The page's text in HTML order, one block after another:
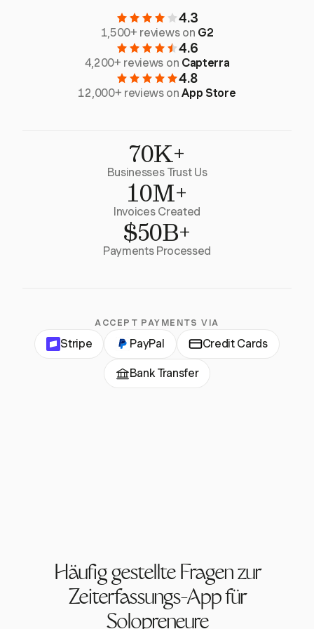
4.3
1,500+ reviews on G2
4.6
4,200+ reviews on Capterra
4.8
12,000+ reviews onApp Store
70K+
Businesses Trust Us
10M+
Invoices Created
$50B+
Payments Processed
ACCEPT PAYMENTS VIA
Stripe PayPal Credit Cards
Bank Transfer
Häufig gestellte Fragen zur
Zeiterfassungs-App für
Solopreneure